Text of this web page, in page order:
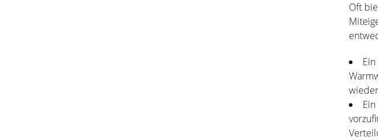
Oft